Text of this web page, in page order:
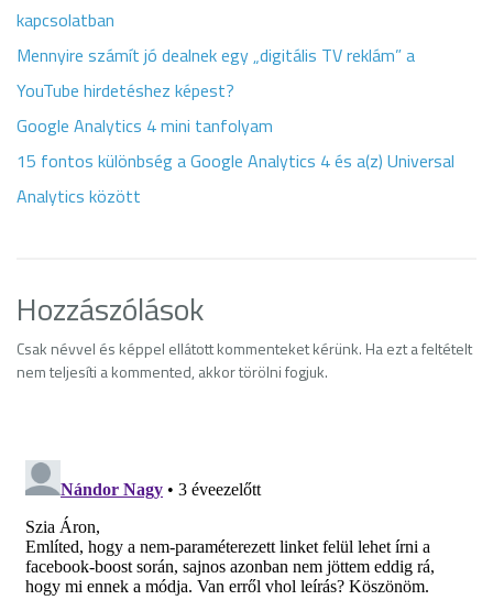
kapcsolatban
Mennyire számít jó dealnek egy „digitális TV reklám” a
YouTube hirdetéshez képest?
Google Analytics 4 mini tanfolyam
15 fontos különbség a Google Analytics 4 és a(z) Universal
Analytics között
Hozzászólások
Csak névvel és képpel ellátott kommenteket kérünk. Ha ezt a feltételt
nem teljesíti a kommented, akkor törölni fogjuk.